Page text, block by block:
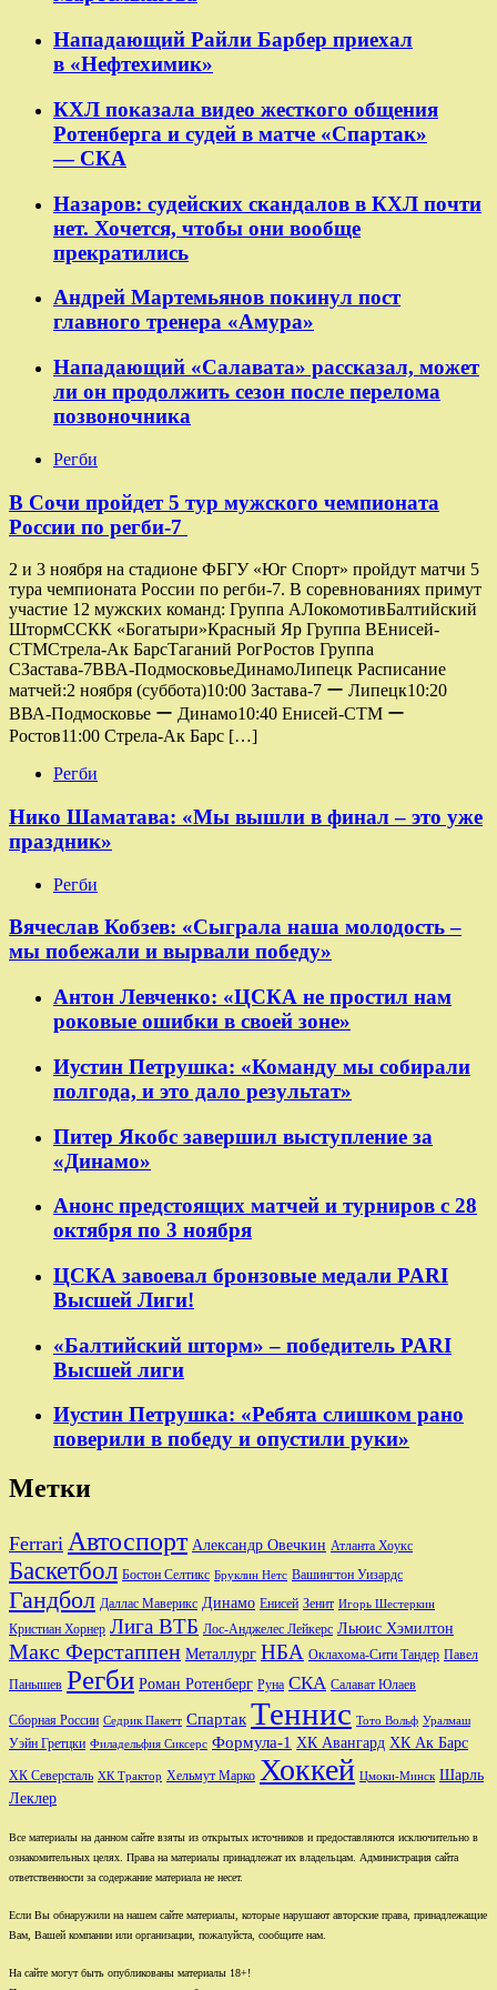
Нападающий Райли Барбер приехал
в «Нефтехимик»
КХЛ показала видео жесткого общения
Ротенберга и судей в матче «Спартак»
— СКА
Назаров: судейских скандалов в КХЛ почти
нет. Хочется, чтобы они вообще
прекратились
Андрей Мартемьянов покинул пост
главного тренера «Амура»
Нападающий «Салавата» рассказал, может
ли он продолжить сезон после перелома
позвоночника
Регби
В Сочи пройдет 5 тур мужского чемпионата
России по регби-7
2 и 3 ноября на стадионе ФБГУ «Юг Спорт» пройдут матчи 5
тура чемпионата России по регби-7. В соревнованиях примут
участие 12 мужских команд: Группа AЛокомотивБалтийский
ШтормССКК «Богатыри»Красный Яр Группа ВЕнисей-
СТМСтрела-Ак БарсТаганий РогРостов Группа
СЗастава-7ВВА-ПодмосковьеДинамоЛипецк Расписание
матчей:2 ноября (суббота)10:00 Застава-7 ー Липецк10:20
ВВА-Подмосковье ー Динамо10:40 Енисей-СТМ ー
Ростов11:00 Стрела-Ак Барс […]
Регби
Нико Шаматава: «Мы вышли в финал – это уже
праздник»
Регби
Вячеслав Кобзев: «Сыграла наша молодость –
мы побежали и вырвали победу»
Антон Левченко: «ЦСКА не простил нам
роковые ошибки в своей зоне»
Иустин Петрушка: «Команду мы собирали
полгода, и это дало результат»
Питер Якобс завершил выступление за
«Динамо»
Анонс предстоящих матчей и турниров с 28
октября по 3 ноября
ЦСКА завоевал бронзовые медали PARI
Высшей Лиги!
«Балтийский шторм» – победитель PARI
Высшей лиги
Иустин Петрушка: «Ребята слишком рано
поверили в победу и опустили руки»
Метки
Ferrari Автоспорт Александр Овечкин Атланта Хоукс
Баскетбол Бостон Селтикс Бруклин Нетс Вашингтон Уизардс
Гандбол Даллас Маверикс Динамо Енисей Зенит Игорь Шестеркин
Кристиан Хорнер Лига ВТБ Лос-Анджелес Лейкерс Льюис Хэмилтон
Макс Ферстаппен Металлург НБА Оклахома-Сити Тандер Павел
Панышев Регби Роман Ротенберг Руна СКА Салават Юлаев
Сборная России Седрик Пакетт Спартак Теннис Тото Вольф Уралмаш
Уэйн Гретцки Филадельфия Сиксерс Формула-1 ХК Авангард ХК Ак Барс
ХК Северсталь ХК Трактор Хельмут Марко Хоккей Цмоки-Минск Шарль
Леклер
Все материалы на данном сайте взяты из открытых источников и предоставляются исключительно в
ознакомительных целях. Права на материалы принадлежат их владельцам. Администрация сайта
ответственности за содержание материала не несет.
Если Вы обнаружили на нашем сайте материалы, которые нарушают авторские права, принадлежащие
Вам, Вашей компании или организации, пожалуйста, сообщите нам.
На сайте могут быть опубликованы материалы 18+!